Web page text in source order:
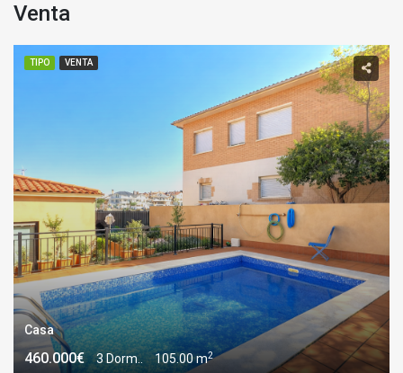
Venta
TIPO VENTA
Casa
460.000€ 3 Dorm.. 105.00 m2